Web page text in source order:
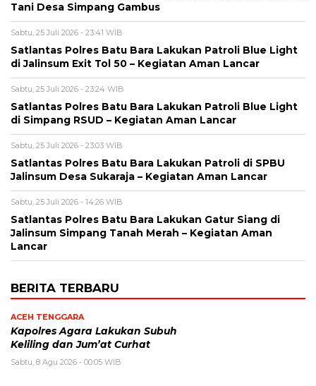
Tani Desa Simpang Gambus
Sabtu, 25 Juli 2026 - 23:41 WIB
Satlantas Polres Batu Bara Lakukan Patroli Blue Light
di Jalinsum Exit Tol 50 – Kegiatan Aman Lancar
Sabtu, 25 Juli 2026 - 23:24 WIB
Satlantas Polres Batu Bara Lakukan Patroli Blue Light
di Simpang RSUD – Kegiatan Aman Lancar
Sabtu, 25 Juli 2026 - 23:03 WIB
Satlantas Polres Batu Bara Lakukan Patroli di SPBU
Jalinsum Desa Sukaraja – Kegiatan Aman Lancar
Sabtu, 25 Juli 2026 - 14:26 WIB
Satlantas Polres Batu Bara Lakukan Gatur Siang di
Jalinsum Simpang Tanah Merah – Kegiatan Aman
Lancar
BERITA TERBARU
ACEH TENGGARA
Kapolres Agara Lakukan Subuh
Keliling dan Jum’at Curhat
Sabtu, 8 Agu 2026 - 00:05 WIB